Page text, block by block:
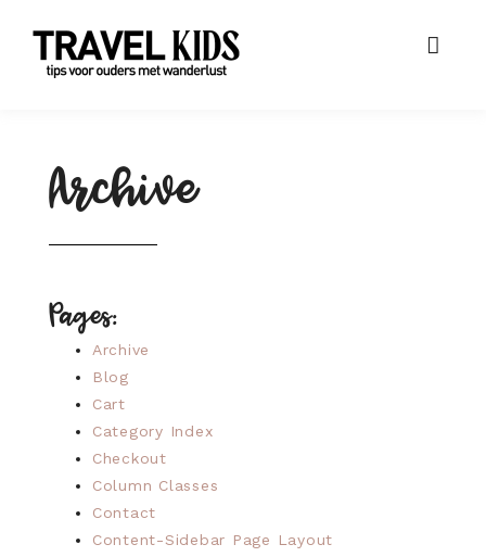
Archive
Pages:
Archive
Blog
Cart
Category Index
Checkout
Column Classes
Contact
Content-Sidebar Page Layout